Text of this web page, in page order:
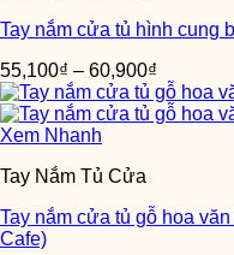
Tay nắm cửa tủ hình cung
55,100₫ – 60,900₫
Xem Nhanh
Tay Nắm Tủ Cửa
Tay nắm cửa tủ gỗ hoa
Cafe)